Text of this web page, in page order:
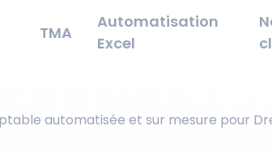
TMA
Automatisation
Excel
automatisée et sur mesure pour